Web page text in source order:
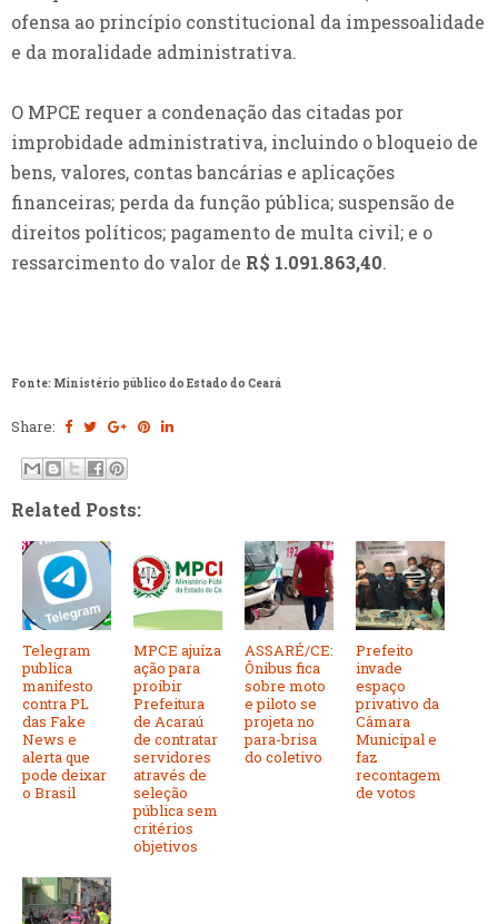
ofensa ao princípio constitucional da impessoalidade
e da moralidade administrativa.
O MPCE requer a condenação das citadas por
improbidade administrativa, incluindo o bloqueio de
bens, valores, contas bancárias e aplicações
financeiras; perda da função pública; suspensão de
direitos políticos; pagamento de multa civil; e o
ressarcimento do valor de R$ 1.091.863,40.
Fonte: Ministério público do Estado do Ceará
Share:
Related Posts:
Telegram
publica
manifesto
contra PL
das Fake
News e
alerta que
pode deixar
o Brasil
MPCE ajuíza
ação para
proibir
Prefeitura
de Acaraú
de contratar
servidores
através de
seleção
pública sem
critérios
objetivos
ASSARÉ/CE:
Ônibus fica
sobre moto
e piloto se
projeta no
para-brisa
do coletivo
Prefeito
invade
espaço
privativo da
Câmara
Municipal e
faz
recontagem
de votos